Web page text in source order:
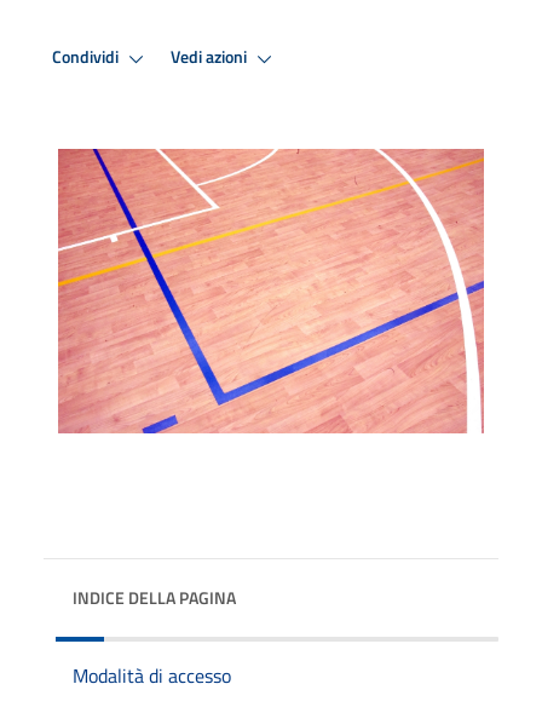
Condividi Vedi azioni
INDICE DELLA PAGINA
Modalità di accesso